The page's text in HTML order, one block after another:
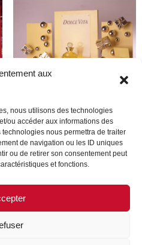
aux
nous utilisons des technologies
ou accéder aux informations des
nous permettra de traiter
de navigation ou les ID uniques
ou de retirer son consentement peut
et fonctions.
Dior
Lire la suite